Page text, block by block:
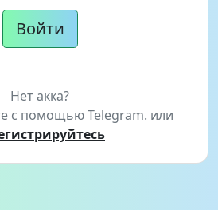
Войти
Нет акка?
с помощью Telegram. или